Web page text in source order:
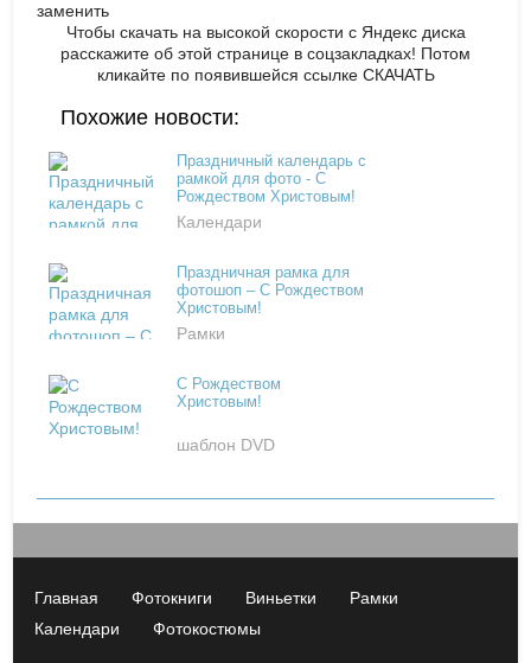
заменить
Чтобы скачать на высокой скорости с Яндекс диска
расскажите об этой странице в соцзакладках! Потом
кликайте по появившейся ссылке СКАЧАТЬ
Похожие новости:
Праздничный календарь с
рамкой для фото - С
Рождеством Христовым!
Календари
Праздничная рамка для
фотошоп – С Рождеством
Христовым!
Рамки
С Рождеством
Христовым!
шаблон DVD
Главная Фотокниги Виньетки
Рамки
Календари
Фотокостюмы